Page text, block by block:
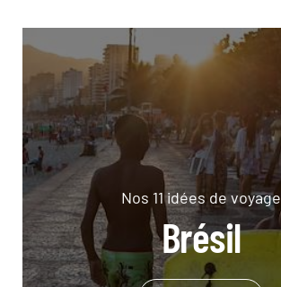
Nos 11 idées de voyage
Brésil